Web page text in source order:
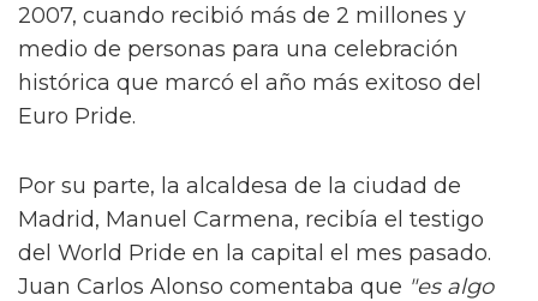
2007, cuando recibió más de 2 millones y
medio de personas para una celebración
histórica que marcó el año más exitoso del
Euro Pride.
Por su parte, la alcaldesa de la ciudad de
Madrid, Manuel Carmena, recibía el testigo
del World Pride en la capital el mes pasado.
Juan Carlos Alonso comentaba que "es algo